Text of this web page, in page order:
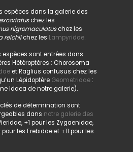
espèces dans la galerie des
chez les
nigromaculatuschez les
reichiichez les Lampyridae.
espèces sont entrées dans
Hétéroptères : Chorosoma
et Raglius confusus chez les
Lépidoptère Geometridae:
Idaea de notre galerie).
de détermination sont
dans notre galerie des
+1 pour les Zygaenidae,
les Erebidae et +11 pour les